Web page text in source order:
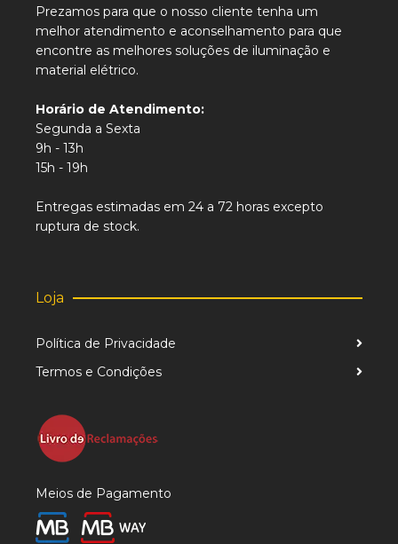
Prezamos para que o nosso cliente tenha um
melhor atendimento e aconselhamento para que
encontre as melhores soluções de iluminação e
material elétrico.
Horário de Atendimento:
Segunda a Sexta
9h - 13h
15h - 19h
Entregas estimadas em 24 a 72 horas excepto
ruptura de stock.
Loja
Política de Privacidade
Termos e Condições
Meios de Pagamento